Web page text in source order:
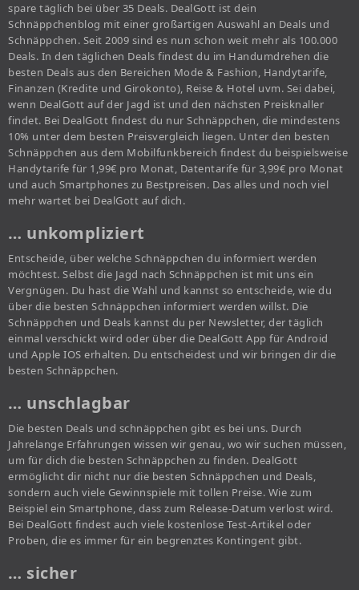
spare täglich bei über 35 Deals. DealGott ist dein
Schnäppchenblog mit einer großartigen Auswahl an Deals und
Schnäppchen. Seit 2009 sind es nun schon weit mehr als 100.000
Deals. In den täglichen Deals findest du im Handumdrehen die
besten Deals aus den Bereichen Mode & Fashion, Handytarife,
Finanzen (Kredite und Girokonto), Reise & Hotel uvm. Sei dabei,
wenn DealGott auf der Jagd ist und den nächsten Preisknaller
findet. Bei DealGott findest du nur Schnäppchen, die mindestens
10% unter dem besten Preisvergleich liegen. Unter den besten
Schnäppchen aus dem Mobilfunkbereich findest du beispielsweise
Handytarife für 1,99€ pro Monat, Datentarife für 3,99€ pro Monat
und auch Smartphones zu Bestpreisen. Das alles und noch viel
mehr wartet bei DealGott auf dich.
… unkompliziert
Entscheide, über welche Schnäppchen du informiert werden
möchtest. Selbst die Jagd nach Schnäppchen ist mit uns ein
Vergnügen. Du hast die Wahl und kannst so entscheide, wie du
über die besten Schnäppchen informiert werden willst. Die
Schnäppchen und Deals kannst du per Newsletter, der täglich
einmal verschickt wird oder über die DealGott App für Android
und Apple IOS erhalten. Du entscheidest und wir bringen dir die
besten Schnäppchen.
… unschlagbar
Die besten Deals und schnäppchen gibt es bei uns. Durch
Jahrelange Erfahrungen wissen wir genau, wo wir suchen müssen,
um für dich die besten Schnäppchen zu finden. DealGott
ermöglicht dir nicht nur die besten Schnäppchen und Deals,
sondern auch viele Gewinnspiele mit tollen Preise. Wie zum
Beispiel ein Smartphone, dass zum Release-Datum verlost wird.
Bei DealGott findest auch viele kostenlose Test-Artikel oder
Proben, die es immer für ein begrenztes Kontingent gibt.
… sicher